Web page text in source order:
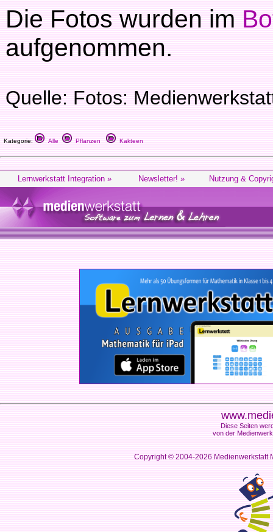
Die Fotos wurden im
aufgenommen.
Quelle: Fotos:
Kategorie: Alle Pflanzen Kakteen
Lernwerkstatt Integration » Newsletter! » Nutzung &
Diese Seiten
von der
Copyright © 2004-2026Medienwerkstatt